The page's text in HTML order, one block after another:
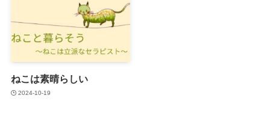
ねこは素晴らしい
2024-10-19